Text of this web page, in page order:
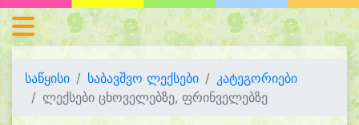
საწყისი საბავშვო ლექსები
კატეგორიები
ლექსები ცხოველებზე, ფრინველებზე